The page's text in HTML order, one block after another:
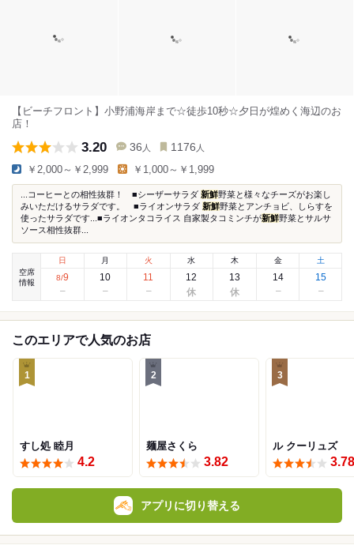
【ビーチフロント】小野浦海岸まで☆徒歩10秒☆夕日が煌めく海辺のお
店！
3.20 36 人 1176 人
￥2,000～￥2,999 ￥1,000～￥1,999
...コーヒーとの相性抜群！ ■シーザーサラダ 新鮮野菜と様々なチーズがお楽し
みいただけるサラダです。 ■ライオンサラダ 新鮮野菜とアンチョビ、しらすを
使ったサラダです...■ライオンタコライス 自家製タコミンチが新鮮野菜とサルサ
ソース相性抜群...
空席
情報
日
8/9
月
10
火
11
水
12
木
13
金
14
土
15
このエリアで人気のお店
1
すし処 睦月
4.2
2
麺屋さくら
3.82
3
ル クーリュズ
3.78
アプリに切り替える